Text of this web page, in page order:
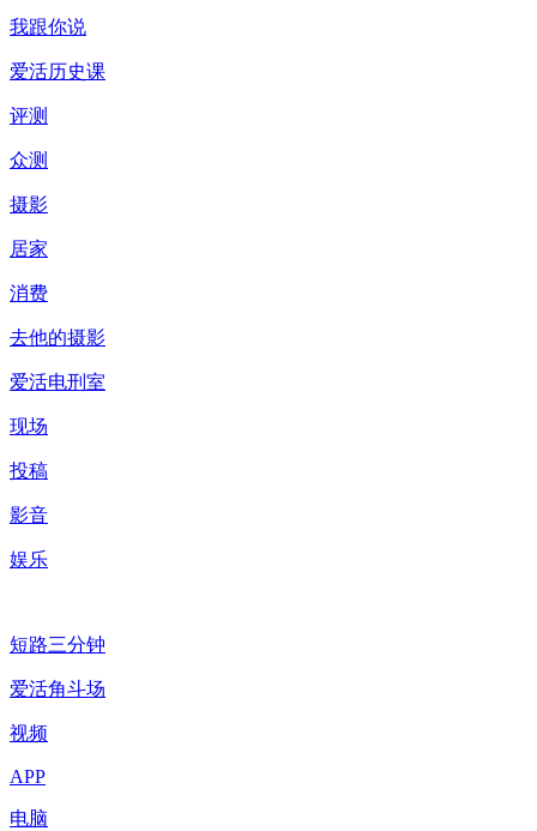
我跟你说
爱活历史课
评测
众测
摄影
居家
消费
去他的摄影
爱活电刑室
现场
投稿
影音
娱乐
短路三分钟
爱活角斗场
视频
APP
电脑